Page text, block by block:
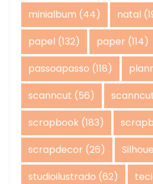
minialbum (44) natal
papel (132) paper (114)
passoapasso (118)
scanncut (56)
scrapbook (183)
scrapdecor (26)
studioilustrado (62)